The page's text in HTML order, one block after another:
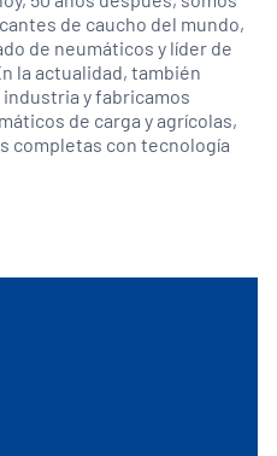
de caucho del mundo,
de neumáticos y líder de
la actualidad, también
y fabricamos
de carga y agrícolas,
completas con tecnología